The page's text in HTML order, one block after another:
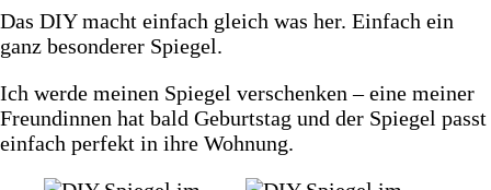
Das DIY macht einfach gleich was her. Einfach ein
ganz besonderer Spiegel.
Ich werde meinen Spiegel verschenken – eine meiner
Freundinnen hat bald Geburtstag und der Spiegel passt
einfach perfekt in ihre Wohnung.